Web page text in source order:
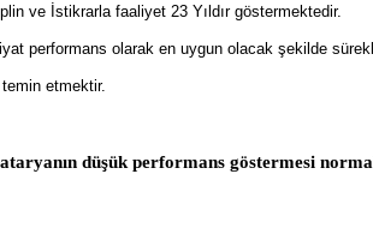
ve İstikrarla faaliyet 23 Yıldır göstermektedir.
performans olarak en uygun olacak şekilde
etmektir.
düşük performans göstermesi